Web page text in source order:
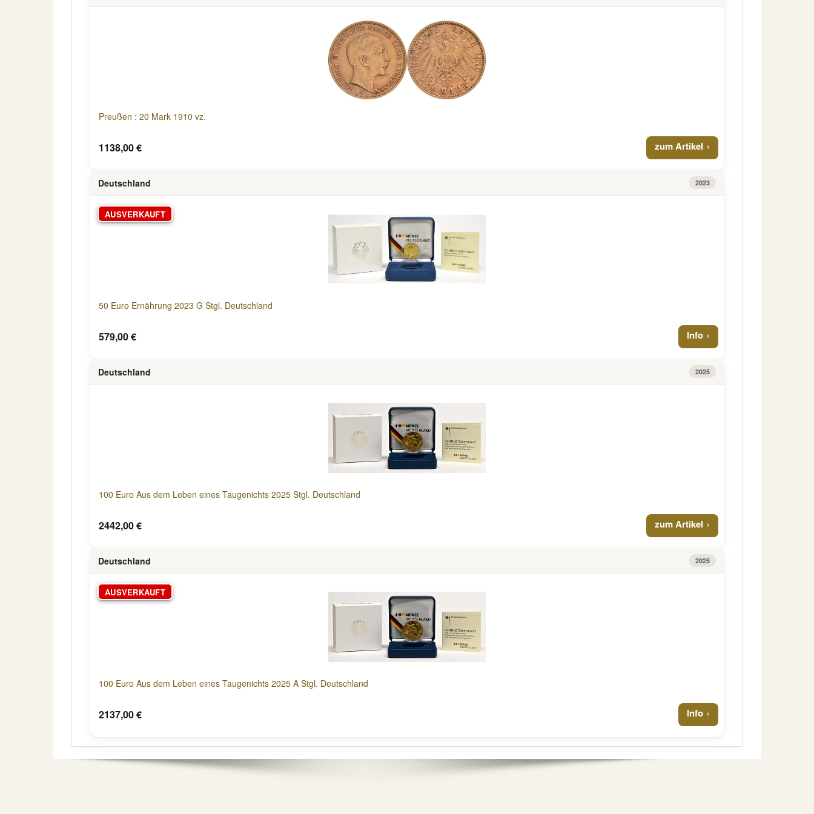
Preußen : 20 Mark 1910 vz.
1138,00 € zum Artikel
Deutschland 2023
AUSVERKAUFT
50 Euro Ernährung 2023 G Stgl. Deutschland
579,00 € Info
Deutschland 2025
100 Euro Aus dem Leben eines Taugenichts 2025 Stgl. Deutschland
2442,00 € zum Artikel
Deutschland 2025
AUSVERKAUFT
100 Euro Aus dem Leben eines Taugenichts 2025 A Stgl. Deutschland
2137,00 € Info